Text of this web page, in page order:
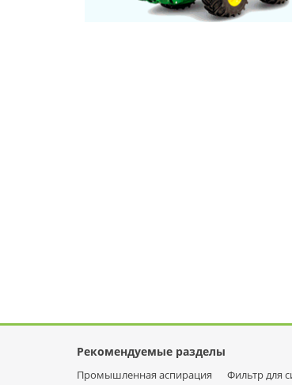
Рекомендуемые разделы
Промышленная аспирация Фильтр для